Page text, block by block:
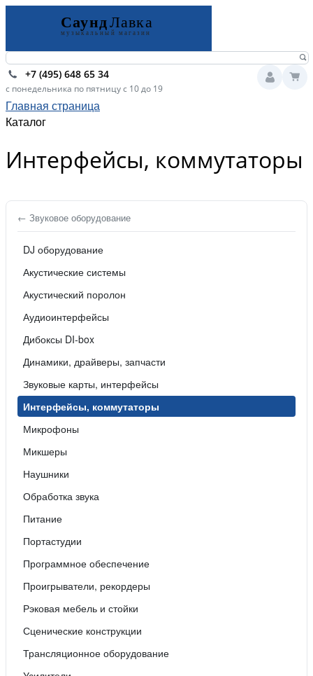
+7 (495) 648 65 34
с понедельника по пятницу с 10 до 19
Главная страница
Каталог
Интерфейсы, коммутаторы
← Звуковое оборудование
DJ оборудование
Акустические системы
Акустический поролон
Аудиоинтерфейсы
Дибоксы DI-box
Динамики, драйверы, запчасти
Звуковые карты, интерфейсы
Интерфейсы, коммутаторы
Микрофоны
Микшеры
Наушники
Обработка звука
Питание
Портастудии
Программное обеспечение
Проигрыватели, рекордеры
Рэковая мебель и стойки
Сценические конструкции
Трансляционное оборудование